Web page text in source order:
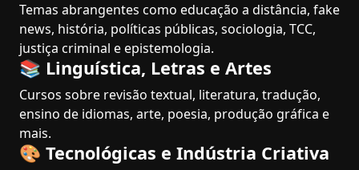
Temas abrangentes como educação a distância, fake
news, história, políticas públicas, sociologia, TCC,
justiça criminal e epistemologia.
📚 Linguística, Letras e Artes
Cursos sobre revisão textual, literatura, tradução,
ensino de idiomas, arte, poesia, produção gráfica e
mais.
🎨 Tecnológicas e Indústria Criativa